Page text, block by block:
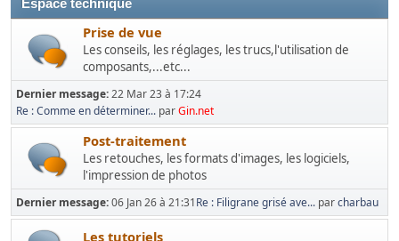
Espace technique
Prise de vue
Les conseils, les réglages, les trucs,l'utilisation de
composants,...etc...
Dernier message:22 Mar 23 à 17:24
Re : Comme en déterminer... parGin.net
Post-traitement
Les retouches, les formats d'images, les logiciels,
l'impression de photos
Dernier message:06 Jan 26 à 21:31Re : Filigrane grisé ave... parcharbau
Les tutoriels